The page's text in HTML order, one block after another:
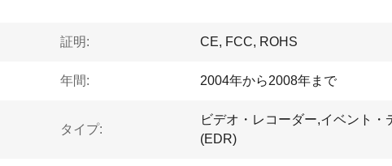
証明: CE, FCC, ROHS
年間: 2004年から2008年まで
タイプ:
ビデオ・レコーダー,イベント・
(EDR)